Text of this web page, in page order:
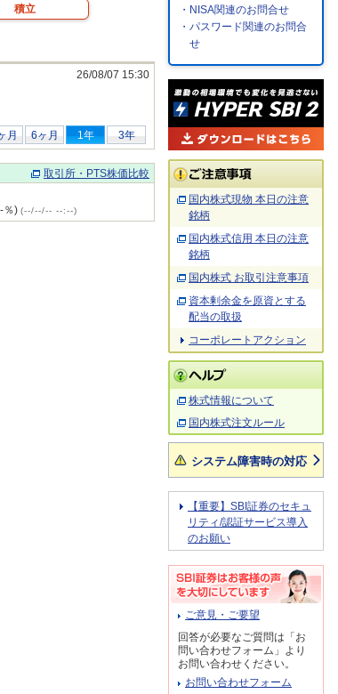
積立
26/08/07 15:30
月 6ヶ月 1年 3年
取引所・PTS株価比較
％) (--/--/-- --:--)
・NISA関連のお問合せ
・パスワード関連のお問合
せ
国内株式現物 本日の注意
銘柄
国内株式信用 本日の注意
銘柄
国内株式 お取引注意事項
資本剰余金を原資とする
配当の取扱
コーポレートアクション
株式情報について
国内株式注文ルール
システム障害時の対応
【重要】SBI証券のセキュ
リティ/認証サービス導入
のお願い
ご意見・ご要望
回答が必要なご質問は「お
問い合わせフォーム」より
お問い合わせください。
お問い合わせフォーム